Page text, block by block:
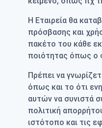
Η Εταιρεία θα
πρόσβασης και
πακέτο του κάθε
ποιότητας όπως ο
Πρέπει να
όπως και το ότι
αυτών να συνιστά
πολιτική
ιστότοπο και τις